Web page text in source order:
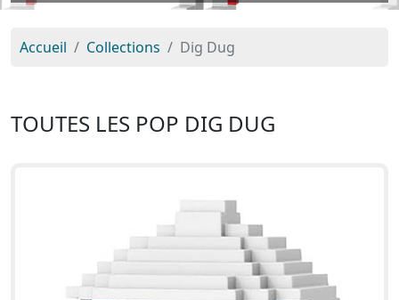
Accueil Collections Dig Dug
TOUTES LES POP DIG DUG